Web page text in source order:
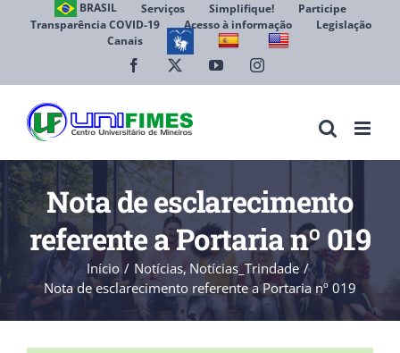
BRASIL Serviços Simplifique!
Participe
Transparência COVID-19
Acesso à informação
Legislação
Canais
Facebook YouTubeInstagram
Nota de esclarecimento
referente a Portaria nº 019
Início Notícias Notícias_Trindade
Nota de esclarecimento referente a Portaria nº 019